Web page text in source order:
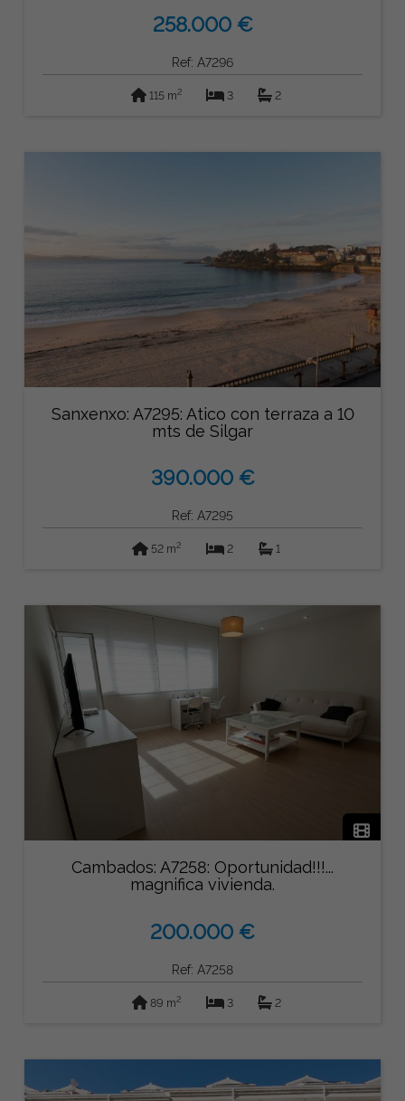
258.000 €
Ref: A7296
115 m2 3 2
Sanxenxo: A7295: Atico con terraza a 10
mts de Silgar
390.000 €
Ref: A7295
52 m2 2 1
Cambados: A7258: Oportunidad!!!...
magnifica vivienda.
200.000 €
Ref: A7258
89 m2 3 2